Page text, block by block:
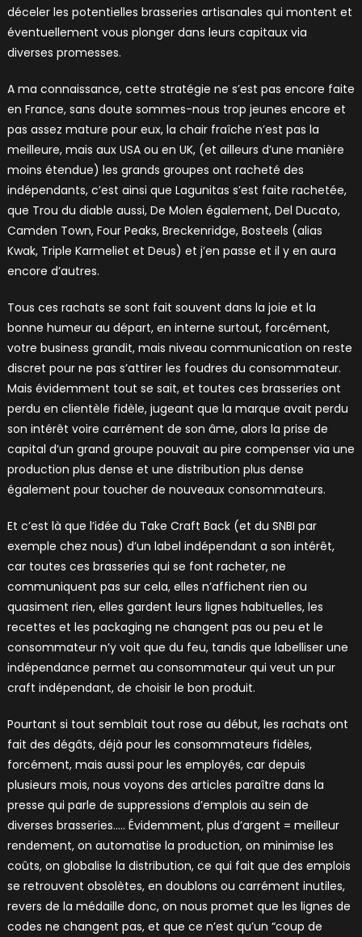
déceler les potentielles brasseries artisanales qui montent et
éventuellement vous plonger dans leurs capitaux via
diverses promesses.
A ma connaissance, cette stratégie ne s’est pas encore faite
en France, sans doute sommes-nous trop jeunes encore et
pas assez mature pour eux, la chair fraîche n’est pas la
meilleure, mais aux USA ou en UK, (et ailleurs d’une manière
moins étendue) les grands groupes ont racheté des
indépendants, c’est ainsi que Lagunitas s’est faite rachetée,
que Trou du diable aussi, De Molen également, Del Ducato,
Camden Town, Four Peaks, Breckenridge, Bosteels (alias
Kwak, Triple Karmeliet et Deus) et j’en passe et il y en aura
encore d’autres.
Tous ces rachats se sont fait souvent dans la joie et la
bonne humeur au départ, en interne surtout, forcément,
votre business grandit, mais niveau communication on reste
discret pour ne pas s’attirer les foudres du consommateur.
Mais évidemment tout se sait, et toutes ces brasseries ont
perdu en clientèle fidèle, jugeant que la marque avait perdu
son intérêt voire carrément de son âme, alors la prise de
capital d’un grand groupe pouvait au pire compenser via une
production plus dense et une distribution plus dense
également pour toucher de nouveaux consommateurs.
Et c’est là que l’idée du Take Craft Back (et du SNBI par
exemple chez nous) d’un label indépendant a son intérêt,
car toutes ces brasseries qui se font racheter, ne
communiquent pas sur cela, elles n’affichent rien ou
quasiment rien, elles gardent leurs lignes habituelles, les
recettes et les packaging ne changent pas ou peu et le
consommateur n’y voit que du feu, tandis que labelliser une
indépendance permet au consommateur qui veut un pur
craft indépendant, de choisir le bon produit.
Pourtant si tout semblait tout rose au début, les rachats ont
fait des dégâts, déjà pour les consommateurs fidèles,
forcément, mais aussi pour les employés, car depuis
plusieurs mois, nous voyons des articles paraître dans la
presse qui parle de suppressions d’emplois au sein de
diverses brasseries….. Évidemment, plus d’argent = meilleur
rendement, on automatise la production, on minimise les
coûts, on globalise la distribution, ce qui fait que des emplois
se retrouvent obsolètes, en doublons ou carrément inutiles,
revers de la médaille donc, on nous promet que les lignes de
codes ne changent pas, et que ce n’est qu’un “coup de